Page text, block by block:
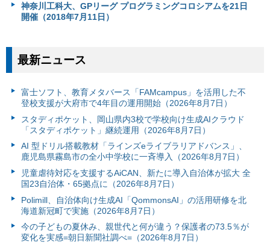
神奈川工科大、GPリーグ プログラミングコロシアムを21日
開催（2018年7月11日）
最新ニュース
富⼠ソフト、教育メタバース「FAMcampus」を活用した不
登校支援が大府市で4年目の運用開始（2026年8月7日）
スタディポケット、岡山県内3校で学校向け生成AIクラウド
「スタディポケット」継続運用（2026年8月7日）
AI 型ドリル搭載教材「ラインズeライブラリアドバンス」、
鹿児島県霧島市の全小中学校に一斉導入（2026年8月7日）
児童虐待対応を支援するAiCAN、新たに導入自治体が拡大 全
国23自治体・65拠点に（2026年8月7日）
Polimill、自治体向け生成AI「QommonsAI」の活用研修を北
海道新冠町で実施（2026年8月7日）
今の子どもの夏休み、親世代と何が違う？保護者の73.5％が
変化を実感=朝日新聞社調べ=（2026年8月7日）